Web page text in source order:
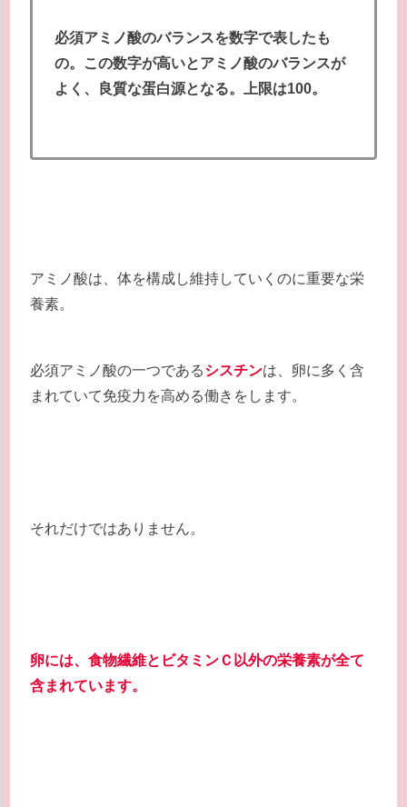
必須アミノ酸のバランスを数字で表したも
の。この数字が高いとアミノ酸のバランスが
よく、良質な蛋白源となる。上限は100。
アミノ酸は、体を構成し維持していくのに重要な栄
養素。
必須アミノ酸の一つであるシスチンは、卵に多く含
まれていて免疫力を高める働きをします。
それだけではありません。
卵には、食物繊維とビタミンＣ以外の栄養素が全て
含まれています。